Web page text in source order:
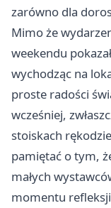
zarówno dla
Mimo że
weekendu
wychodząc na
proste radości
wcześniej,
stoiskach
pamiętać o tym,
małych
momentu